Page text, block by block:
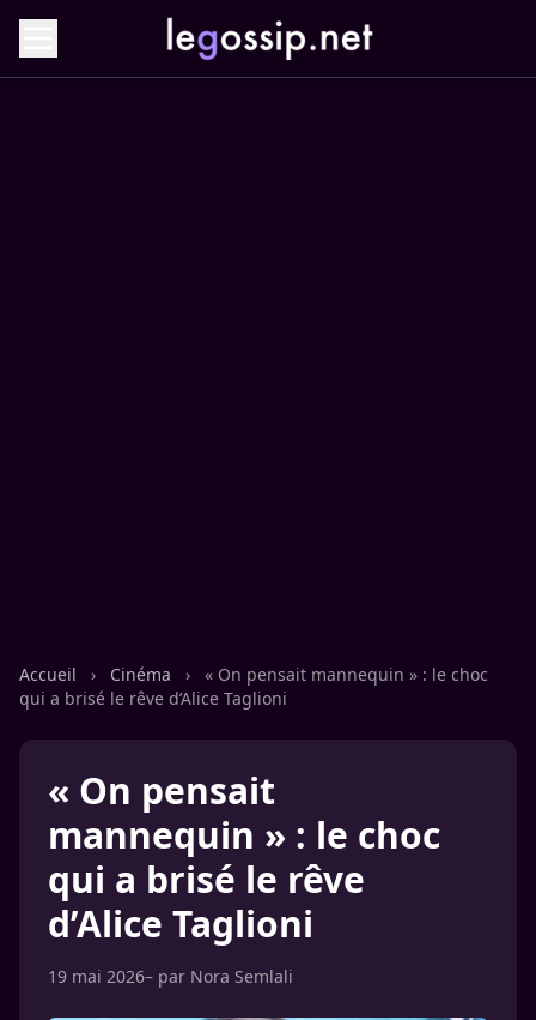
Accueil › Cinéma ›
« On pensait mannequin » : le choc
qui a brisé le rêve d’Alice Taglioni
« On pensait
mannequin » : le choc
qui a brisé le rêve
d’Alice Taglioni
19 mai 2026– par Nora Semlali